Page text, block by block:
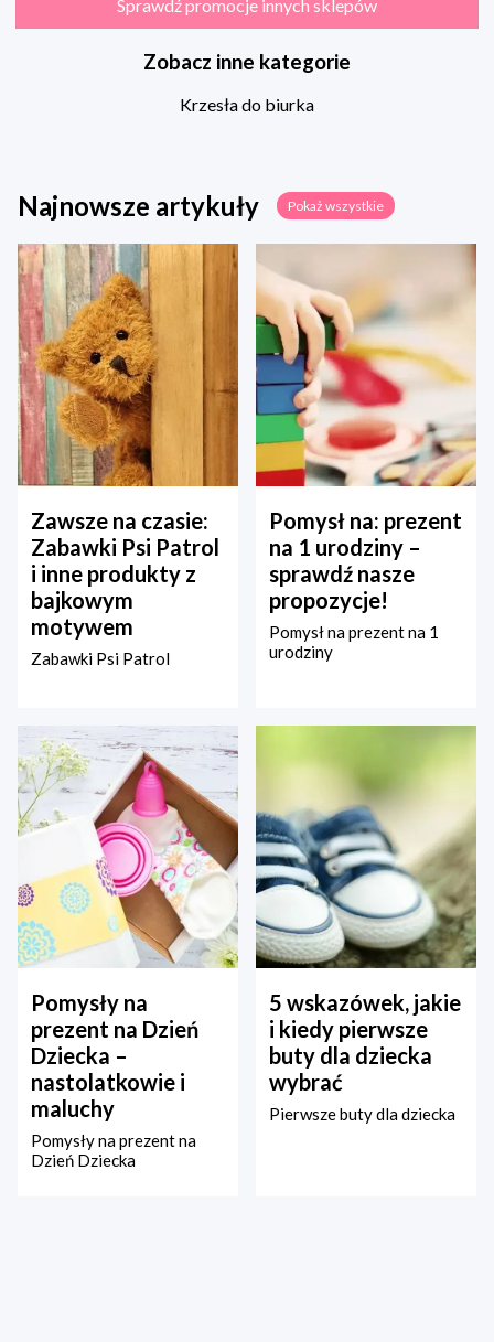
Sprawdź promocje innych sklepów
Zobacz inne kategorie
Krzesła do biurka
Najnowsze artykuły Pokaż wszystkie
Zawsze na czasie:
Zabawki Psi Patrol
i inne produkty z
bajkowym
motywem
Zabawki Psi Patrol
Pomysł na: prezent
na 1 urodziny –
sprawdź nasze
propozycje!
Pomysł na prezent na 1
urodziny
Pomysły na
prezent na Dzień
Dziecka –
nastolatkowie i
maluchy
Pomysły na prezent na
Dzień Dziecka
5 wskazówek, jakie
i kiedy pierwsze
buty dla dziecka
wybrać
Pierwsze buty dla dziecka